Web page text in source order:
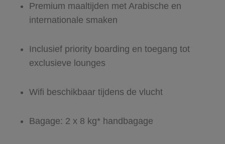
Premium maaltijden met Arabische en
internationale smaken
Inclusief priority boarding en toegang tot
exclusieve lounges
Wifi beschikbaar tijdens de vlucht
Bagage: 2 x 8 kg* handbagage